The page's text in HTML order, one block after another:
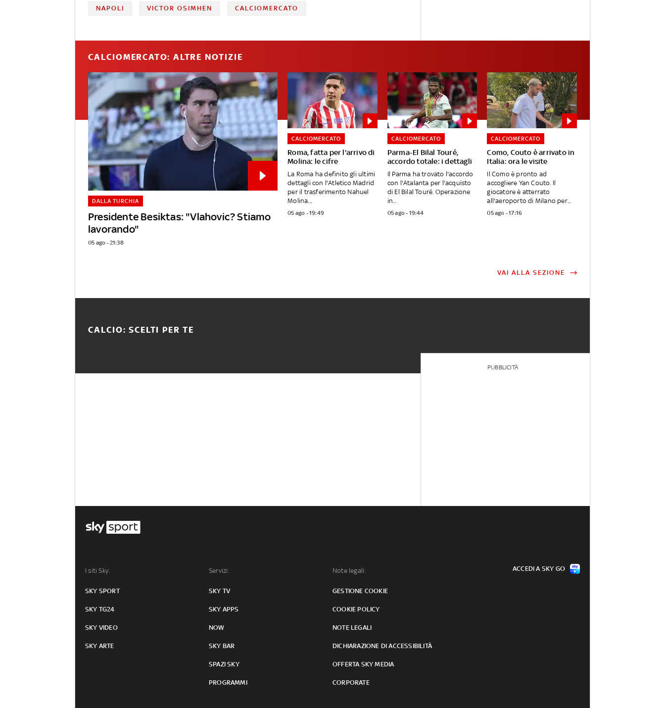
NAPOLI VICTOR OSIMHEN CALCIOMERCATO
CALCIOMERCATO: ALTRE NOTIZIE
Presidente Besiktas: "Vlahovic? Stiamo
lavorando"
DALLA TURCHIA
05 ago - 21:38
Roma, fatta per l'arrivo di
Molina: le cifre
CALCIOMERCATO
La Roma ha definito gli ultimi
dettagli con l'Atletico Madrid
per il trasferimento Nahuel
Molina....
05 ago - 19:49
Parma-El Bilal Touré,
accordo totale: i dettagli
CALCIOMERCATO
Il Parma ha trovato l'accordo
con l'Atalanta per l'acquisto
di El Bilal Touré. Operazione
in...
05 ago - 19:44
Como, Couto è arrivato in
Italia: ora le visite
CALCIOMERCATO
Il Como è pronto ad
accogliere Yan Couto. Il
giocatore è atterrato
all'aeroporto di Milano per...
05 ago - 17:16
VAI ALLA SEZIONE
CALCIO: SCELTI PER TE
PUBBLICITÀ
I siti Sky:
SKY SPORT
SKY TG24
SKY VIDEO
SKY ARTE
Servizi:
SKY TV
SKY APPS
NOW
SKY BAR
SPAZI SKY
PROGRAMMI
Note legali:
GESTIONE COOKIE
COOKIE POLICY
NOTE LEGALI
DICHIARAZIONE DI ACCESSIBILITÀ
OFFERTA SKY MEDIA
CORPORATE
ACCEDI A SKY GO